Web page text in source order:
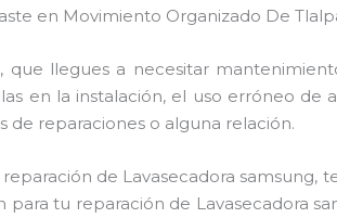
en Movimiento Organizado De
llegues a necesitar
en la instalación, el uso erróneo de
reparaciones o alguna relación.
de Lavasecadora samsung,
tu reparación de Lavasecadora